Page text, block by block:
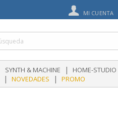
MI CUENTA
SYNTH & MACHINE | HOME-STUDIO
| NOVEDADES | PROMO